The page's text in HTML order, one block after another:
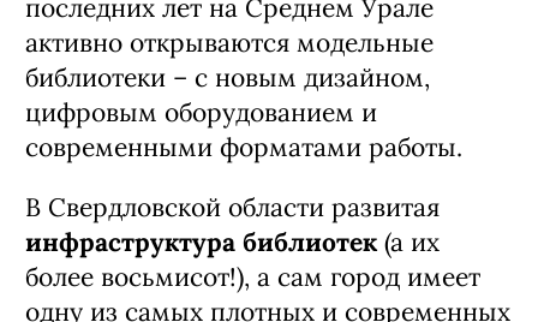
последних лет на Среднем Урале
активно открываются модельные
библиотеки – с новым дизайном,
цифровым оборудованием и
современными форматами работы.
В Свердловской области развитая
инфраструктура библиотек(а их
более восьмисот!), а сам город имеет
одну из самых плотных и современных